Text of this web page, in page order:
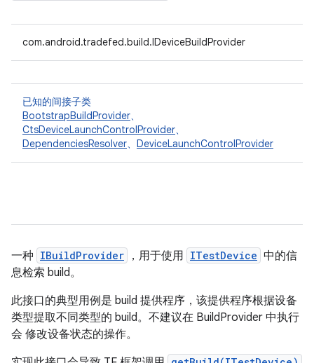
com.android.tradefed.build.IDeviceBuildProvider
已知的间接子类
BootstrapBuildProvider、
CtsDeviceLaunchControlProvider、
DependenciesResolver、 DeviceLaunchControlProvider
一种 IBuildProvider ，用于使用 ITestDevice 中的信
息检索 build。
此接口的典型用例是 build 提供程序，该提供程序根据设备
类型提取不同类型的 build。不建议在 BuildProvider 中执行
会 修改设备状态的操作。